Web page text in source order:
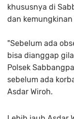
khususnya di
dan
"Sebelum ada
bisa dianggap
Polsek
sebelum ada
Asdar Wiroh.